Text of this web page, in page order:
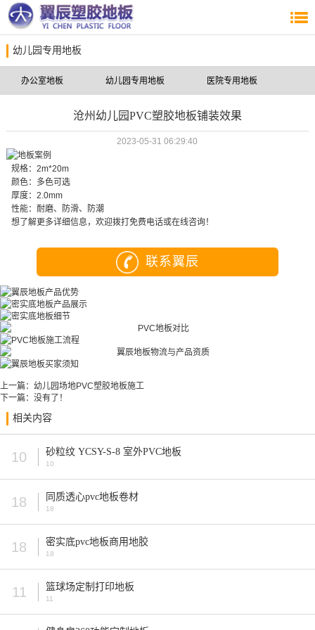
幼儿园专用地板
办公室地板 幼儿园专用地板 医院专用地板
沧州幼儿园PVC塑胶地板铺装效果
2023-05-31 06:29:40
规格：2m*20m
颜色：多色可选
厚度：2.0mm
性能：耐磨、防滑、防潮
想了解更多详细信息，欢迎拨打免费电话或在线咨询！
联系翼辰
上一篇： 幼儿园场地PVC塑胶地板施工
下一篇：没有了！
相关内容
10 砂粒纹 YCSY-S-8 室外PVC地板
10
18 同质透心pvc地板卷材
18
18 密实底pvc地板商用地胶
18
11 篮球场定制打印地板
11